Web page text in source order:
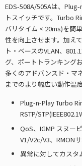
EDS-508A/505Aは、
トスイッチです。Turbo
バリタイム < 20ms)を簡
性を向上させます。加え
ト・ベースのVLAN、
グ、ポートトランキング
多くのアドバンスド・
までのより幅広い動作温
Plug-n-Play Turbo
RSTP/
QoS、IGMP スヌー
V1/V2c/V3、RMON
異常に対してカスタ